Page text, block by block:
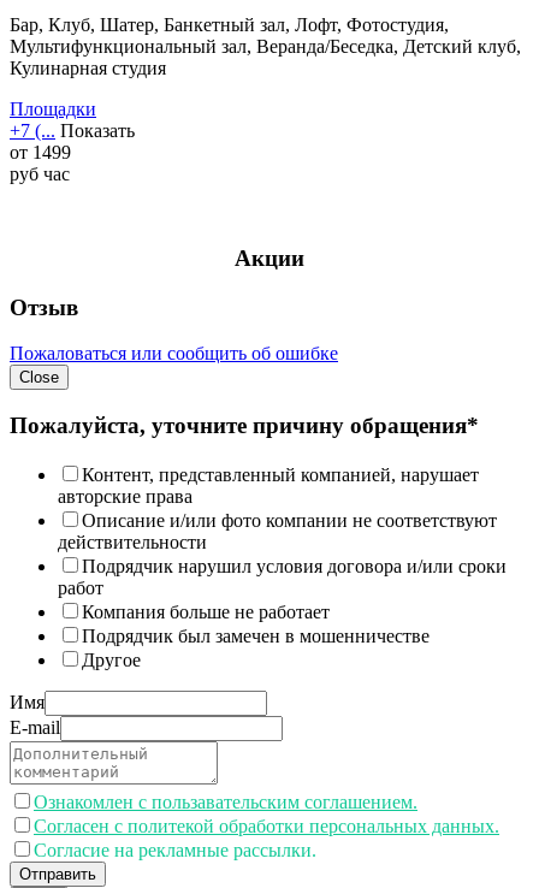
Бар, Клуб, Шатер, Банкетный зал, Лофт, Фотостудия,
Мультифункциональный зал, Веранда/Беседка, Детский клуб,
Кулинарная студия
Площадки
+7 (... Показать
от 1499
руб час
Акции
Отзыв
Пожаловаться или сообщить об ошибке
Close
Пожалуйста, уточните причину обращения*
Контент, представленный компанией, нарушает
авторские права
Описание и/или фото компании не соответствуют
действительности
Подрядчик нарушил условия договора и/или сроки
работ
Компания больше не работает
Подрядчик был замечен в мошенничестве
Другое
Имя
E-mail
Ознакомлен с пользавательским соглашением.
Согласен с политекой обработки персональных данных.
Согласие на рекламные рассылки.
Отправить